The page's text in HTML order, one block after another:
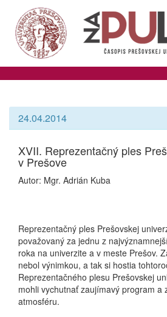
24.04.2014
XVII. Reprezentačný ples
v Prešove
Autor: Mgr. Adrián Kuba
Reprezentačný ples Prešovskej
považovaný za jednu z
roka na univerzite a v meste Prešov.
nebol výnimkou, a tak si hostia
Reprezentačného plesu Prešovskej
mohli vychutnať zaujímavý program a
atmosféru.